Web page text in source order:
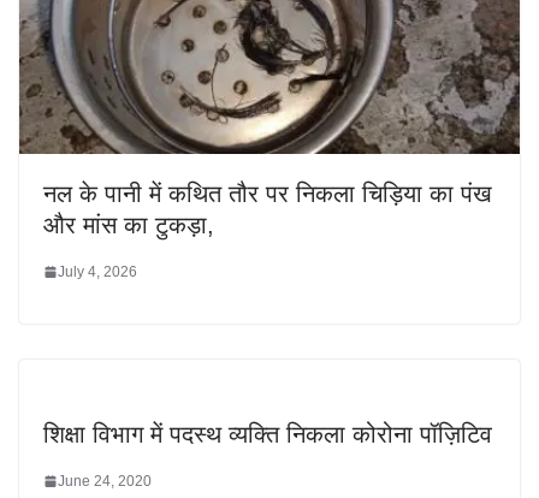
नल के पानी में कथित तौर पर निकला चिड़िया का पंख
और मांस का टुकड़ा,
July 4, 2026
शिक्षा विभाग में पदस्थ व्यक्ति निकला कोरोना पॉज़िटिव
June 24, 2020